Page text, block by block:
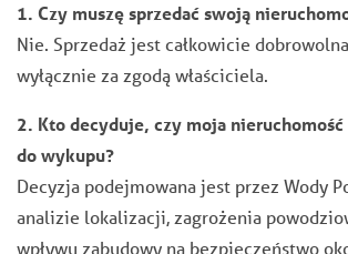
1. Czy muszę sprzedać swoją
Nie. Sprzedaż jest całkowicie
wyłącznie za zgodą właściciela.
2. Kto decyduje, czy moja
do wykupu?
Decyzja podejmowana jest przez Wody
analizie lokalizacji, zagrożenia
wpływu zabudowy na bezpieczeństwo